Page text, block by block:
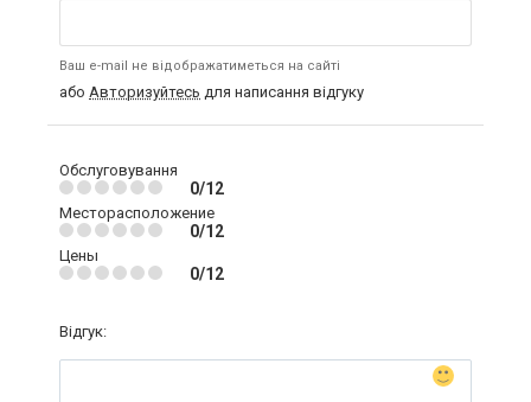
Ваш e-mail не відображатиметься на сайті
або Авторизуйтесь для написання відгуку
Обслуговування
0/12
Месторасположение
0/12
Цены
0/12
Відгук: